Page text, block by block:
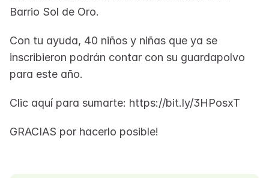
Barrio Sol de Oro.
Con tu ayuda, 40 niños y niñas que ya se
inscribieron podrán contar con su guardapolvo
para este año.
Clic aquí para sumarte: https://bit.ly/3HPosxT
GRACIAS por hacerlo posible!